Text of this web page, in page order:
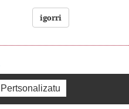
igorri
Pertsonalizatu